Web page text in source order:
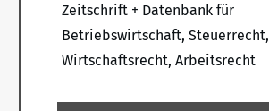
Zeitschrift + Datenbank für
Betriebswirtschaft, Steuerrecht,
Wirtschaftsrecht, Arbeitsrecht